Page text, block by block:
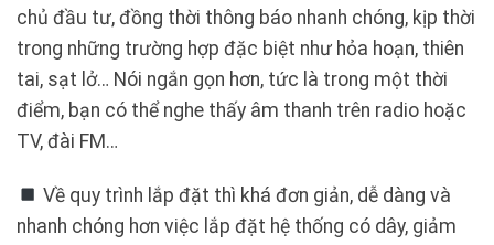
chủ đầu tư, đồng thời thông báo nhanh chóng, kịp thời
trong những trường hợp đặc biệt như hỏa hoạn, thiên
tai, sạt lở… Nói ngắn gọn hơn, tức là trong một thời
điểm, bạn có thể nghe thấy âm thanh trên radio hoặc
TV, đài FM…
Về quy trình lắp đặt thì khá đơn giản, dễ dàng và
nhanh chóng hơn việc lắp đặt hệ thống có dây, giảm